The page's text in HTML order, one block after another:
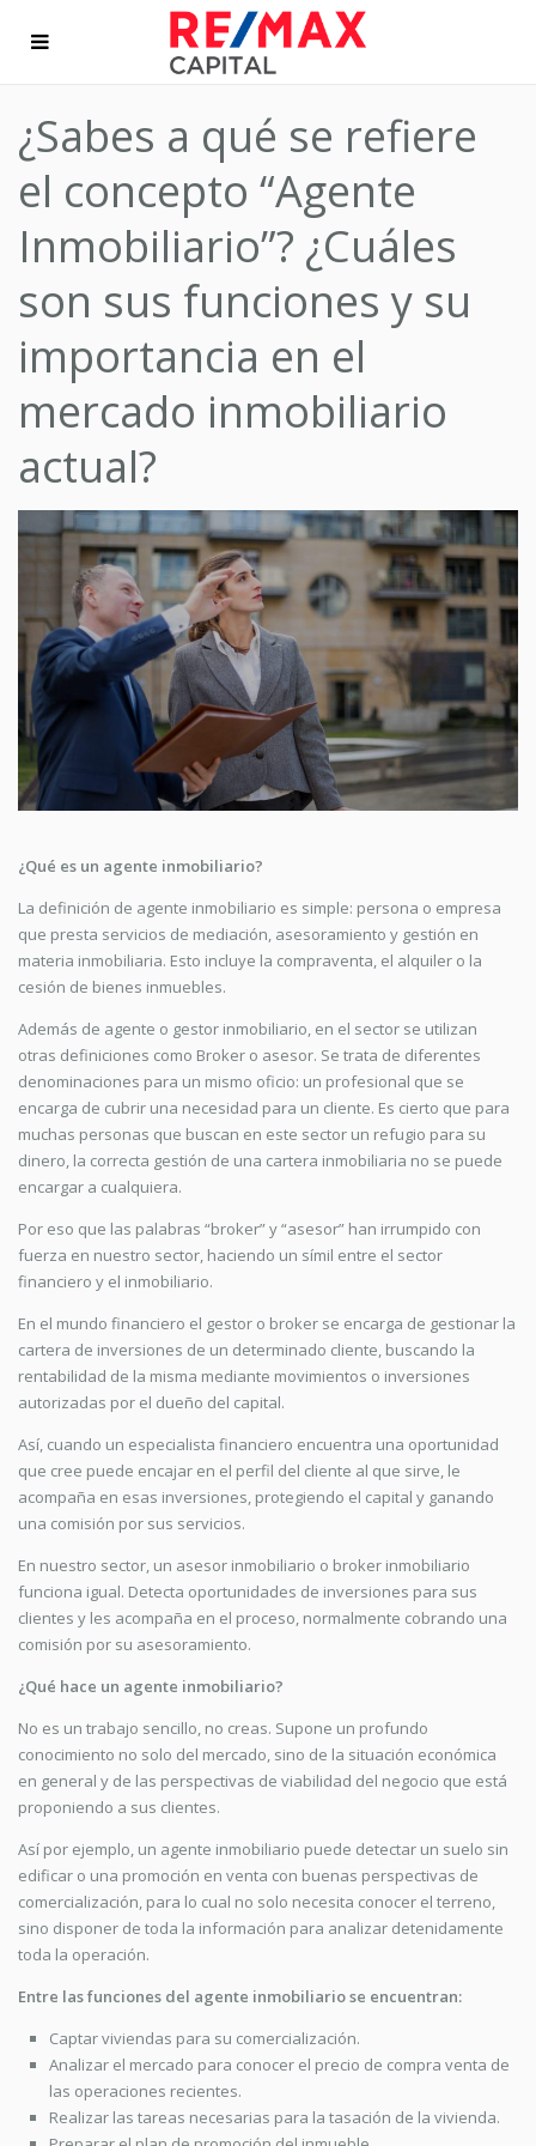
¿Sabes a qué se refiere
el concepto “Agente
Inmobiliario”? ¿Cuáles
son sus funciones y su
importancia en el
mercado inmobiliario
actual?
¿Qué es un agente inmobiliario?
La definición de agente inmobiliario es simple: persona o empresa
que presta servicios de mediación, asesoramiento y gestión en
materia inmobiliaria. Esto incluye la compraventa, el alquiler o la
cesión de bienes inmuebles.
Además de agente o gestor inmobiliario, en el sector se utilizan
otras definiciones como Broker o asesor. Se trata de diferentes
denominaciones para un mismo oficio: un profesional que se
encarga de cubrir una necesidad para un cliente. Es cierto que para
muchas personas que buscan en este sector un refugio para su
dinero, la correcta gestión de una cartera inmobiliaria no se puede
encargar a cualquiera.
Por eso que las palabras “broker” y “asesor” han irrumpido con
fuerza en nuestro sector, haciendo un símil entre el sector
financiero y el inmobiliario.
En el mundo financiero el gestor o broker se encarga de gestionar la
cartera de inversiones de un determinado cliente, buscando la
rentabilidad de la misma mediante movimientos o inversiones
autorizadas por el dueño del capital.
Así, cuando un especialista financiero encuentra una oportunidad
que cree puede encajar en el perfil del cliente al que sirve, le
acompaña en esas inversiones, protegiendo el capital y ganando
una comisión por sus servicios.
En nuestro sector, un asesor inmobiliario o broker inmobiliario
funciona igual. Detecta oportunidades de inversiones para sus
clientes y les acompaña en el proceso, normalmente cobrando una
comisión por su asesoramiento.
¿Qué hace un agente inmobiliario?
No es un trabajo sencillo, no creas. Supone un profundo
conocimiento no solo del mercado, sino de la situación económica
en general y de las perspectivas de viabilidad del negocio que está
proponiendo a sus clientes.
Así por ejemplo, un agente inmobiliario puede detectar un suelo sin
edificar o una promoción en venta con buenas perspectivas de
comercialización, para lo cual no solo necesita conocer el terreno,
sino disponer de toda la información para analizar detenidamente
toda la operación.
Entre las funciones del agente inmobiliario se encuentran:
Captar viviendas para su comercialización.
Analizar el mercado para conocer el precio de compra venta de
las operaciones recientes.
Realizar las tareas necesarias para la tasación de la vivienda.